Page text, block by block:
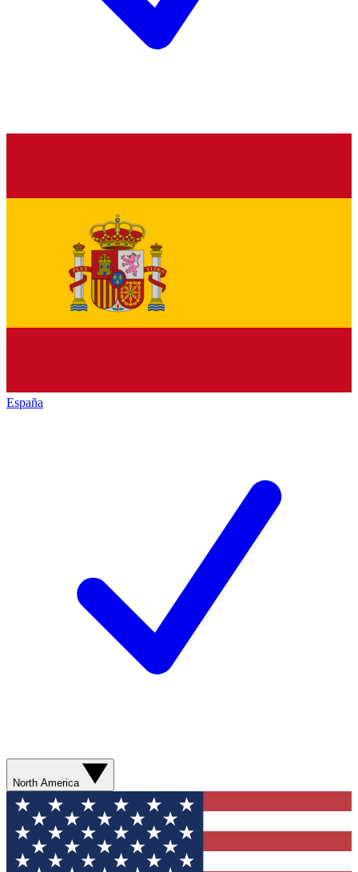
España
North America